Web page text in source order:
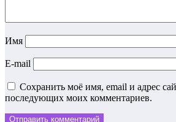
Имя
E-mail
Сохранить моё имя, email и адрес
последующих моих комментариев.